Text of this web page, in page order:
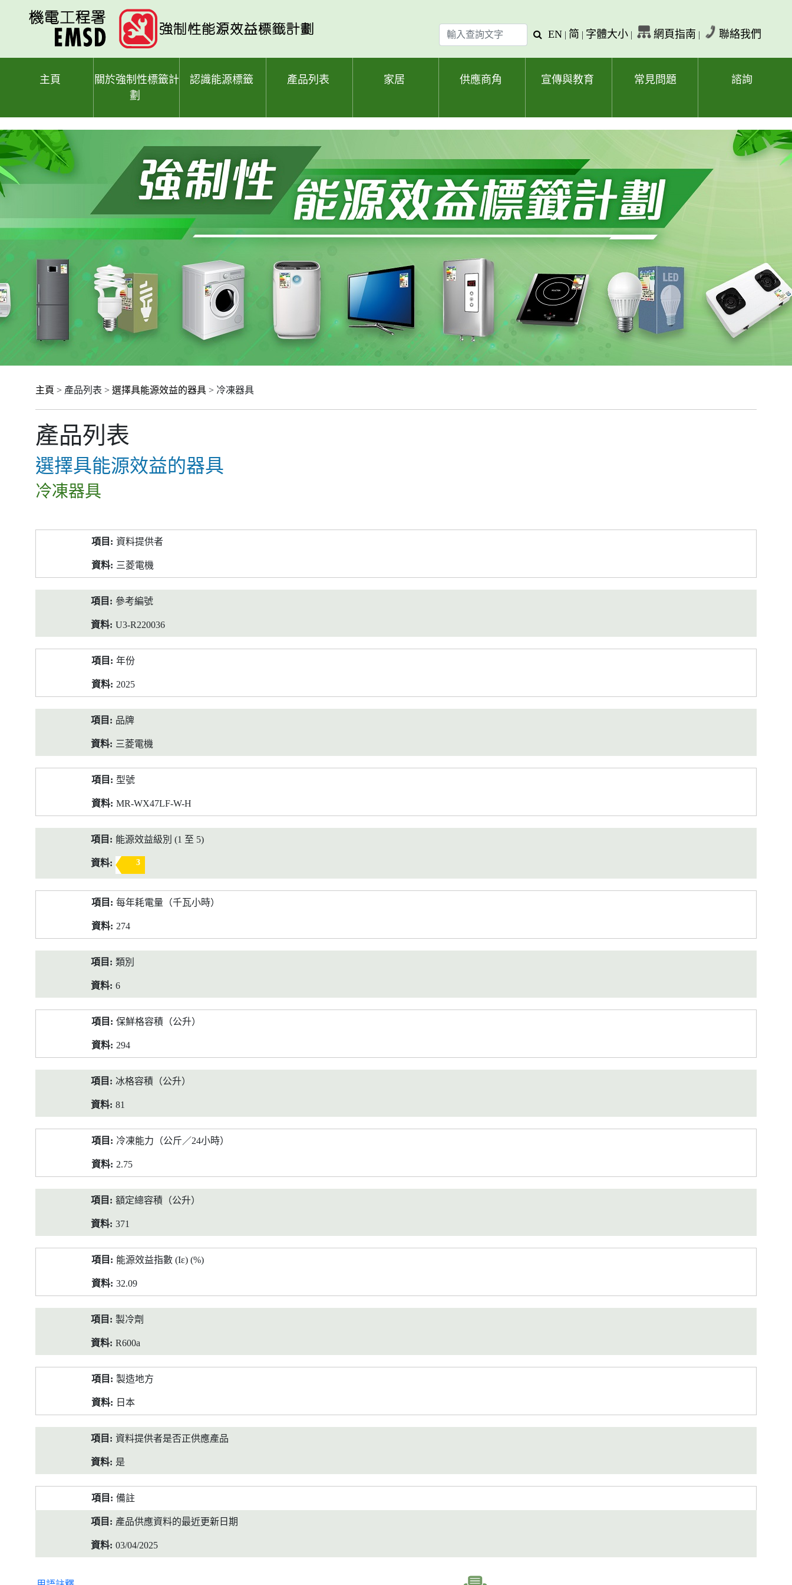
輸
入
查
查
字
EN | 简 | 字體大小 | 網頁指南 | 聯絡我們
主頁
關於強制性標籤計
劃
認識能源標籤 產品列表 家居 供應商角 宣傳與教育 常見問題 諮詢
主頁 > 產品列表 > 選擇具能源效益的器具 > 冷凍器具
產品列表
選擇具能源效益的器具
冷凍器具
料
資料提供者
三菱電機
參考編號
U3-R220036
年份
2025
品牌
三菱電機
型號
MR-WX47LF-W-H
能源效益級別 (1 至 5)
3
每年耗電量（千瓦小時）
274
類別
6
保鮮格容積（公升）
294
冰格容積（公升）
81
冷凍能力（公斤／24小時）
2.75
額定總容積（公升）
371
能源效益指數 (Iε) (%)
32.09
製冷劑
R600a
製造地方
日本
資料提供者是否正供應產品
是
備註
產品供應資料的最近更新日期
03/04/2025